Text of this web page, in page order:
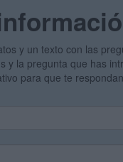
y un texto con las
y la pregunta que has
para que te